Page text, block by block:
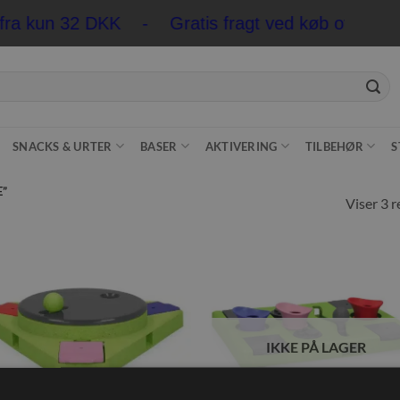
kun 32 DKK - Gratis fragt ved køb over 599
SNACKS & URTER BASER AKTIVERING TILBEHØR
Viser 3
Tilføj til
ønskeliste
Tilføj til
IKKE PÅ LAGER